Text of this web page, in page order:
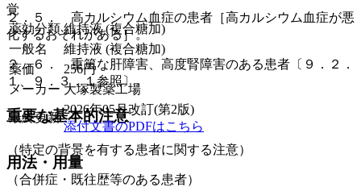
２．５． 高カルシウム血症の患者［高カルシウム血症が悪
化するおそれがある］。
２．６． 重篤な肝障害、高度腎障害のある患者〔９．２．
１、９．３．１参照〕。
重要な基本的注意
（特定の背景を有する患者に関する注意）
（合併症・既往歴等のある患者）
覚
薬効分類 維持液 (複合糖加)
一般名
維持液 (複合糖加)
薬価
256円
メーカー 大塚製薬工場
最終更新
2026年05月改訂(第2版)
添付文書のPDFはこちら
用法・用量